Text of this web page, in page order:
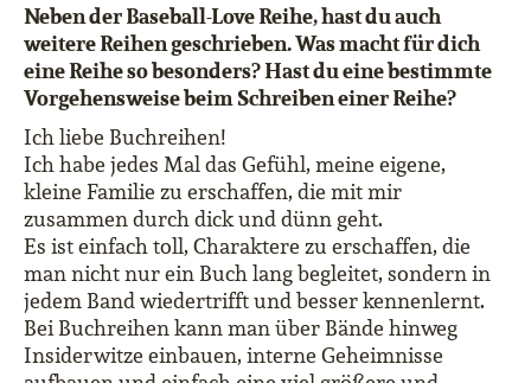
Neben der Baseball-Love Reihe, hast du auch
weitere Reihen geschrieben. Was macht für dich
eine Reihe so besonders? Hast du eine bestimmte
Vorgehensweise beim Schreiben einer Reihe?
Ich liebe Buchreihen!
Ich habe jedes Mal das Gefühl, meine eigene,
kleine Familie zu erschaffen, die mit mir
zusammen durch dick und dünn geht.
Es ist einfach toll, Charaktere zu erschaffen, die
man nicht nur ein Buch lang begleitet, sondern in
jedem Band wiedertrifft und besser kennenlernt.
Bei Buchreihen kann man über Bände hinweg
Insiderwitze einbauen, interne Geheimnisse